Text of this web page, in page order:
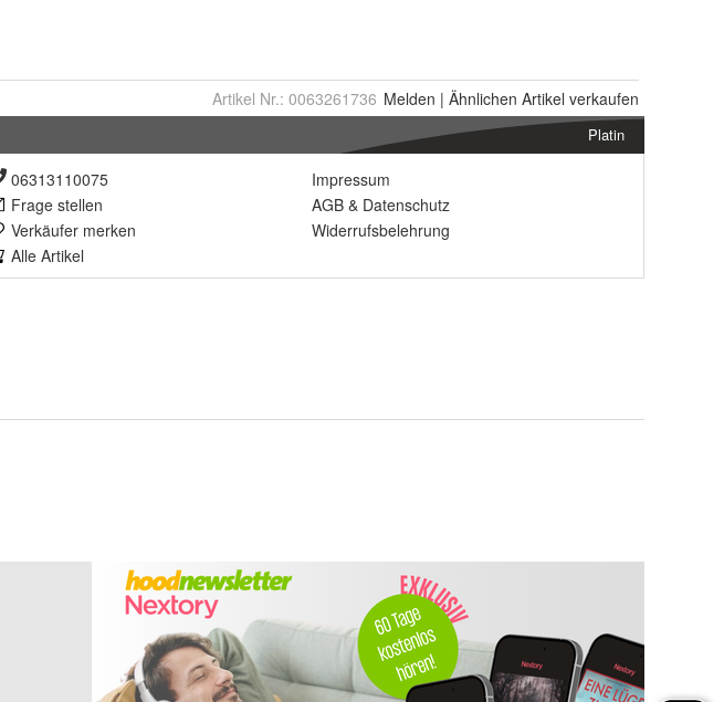
Artikel Nr.: 0063261736 Melden | Ähnlichen Artikel verkaufen
Platin
06313110075
Frage stellen
Verkäufer merken
Alle Artikel
Impressum
AGB & Datenschutz
Widerrufsbelehrung